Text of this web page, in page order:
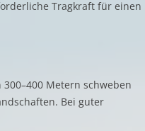
Tragkraft für einen
Metern schweben
Bei guter